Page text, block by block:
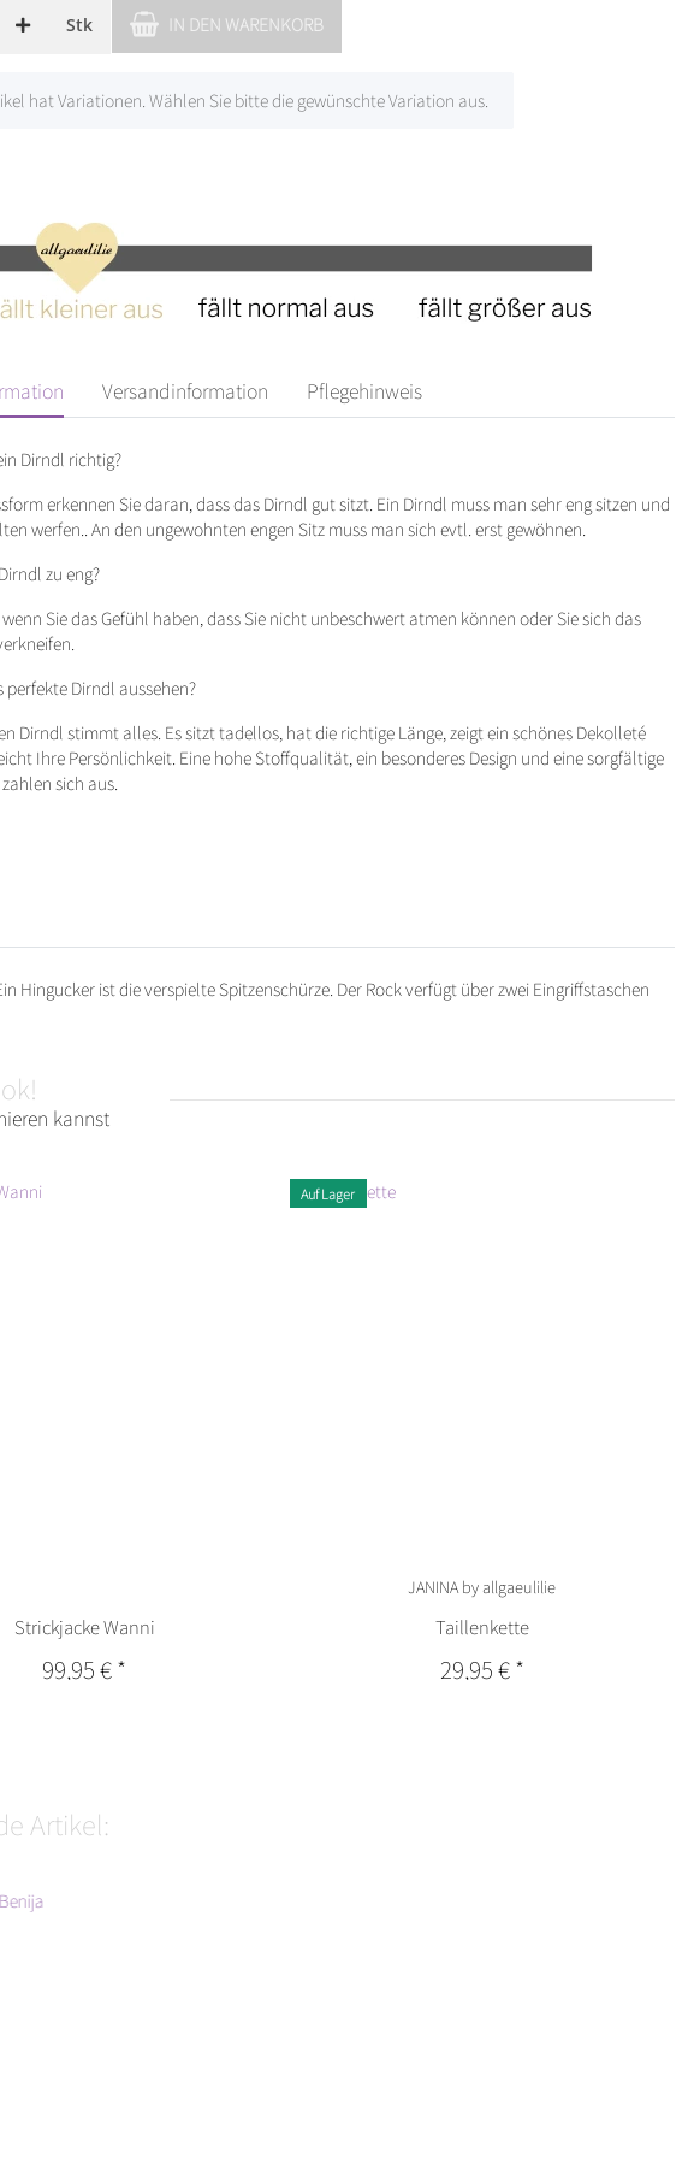
Stk IN DEN WARENKORB
hat Variationen. Wählen Sie bitte die gewünschte Variation aus.
Versandinformation Pflegehinweis
Dirndl richtig?
erkennen Sie daran, dass das Dirndl gut sitzt. Ein Dirndl muss man sehr eng sitzen und
werfen.. An den ungewohnten engen Sitz muss man sich evtl. erst gewöhnen.
zu eng?
Sie das Gefühl haben, dass Sie nicht unbeschwert atmen können oder Sie sich das
perfekte Dirndl aussehen?
Dirndl stimmt alles. Es sitzt tadellos, hat die richtige Länge, zeigt ein schönes Dekolleté
Ihre Persönlichkeit. Eine hohe Stoffqualität, ein besonderes Design und eine sorgfältige
sich aus.
ist die verspielte Spitzenschürze. Der Rock verfügt über zwei Eingriffstaschen
kannst
Strickjacke Wanni
99,95 €*
Auf Lager
JANINA by allgaeulilie
Taillenkette
29,95 €*
Artikel: